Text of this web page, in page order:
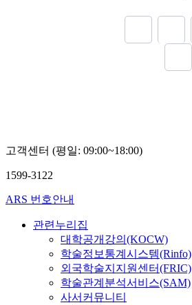
고객센터 (평일: 09:00~18:00)
1599-3122
ARS 번호안내
관련누리집
대학공개강의(KOCW)
학술정보통계시스템(Rinfo)
외국학술지지원센터(FRIC)
학술관계분석서비스(SAM)
사서커뮤니티